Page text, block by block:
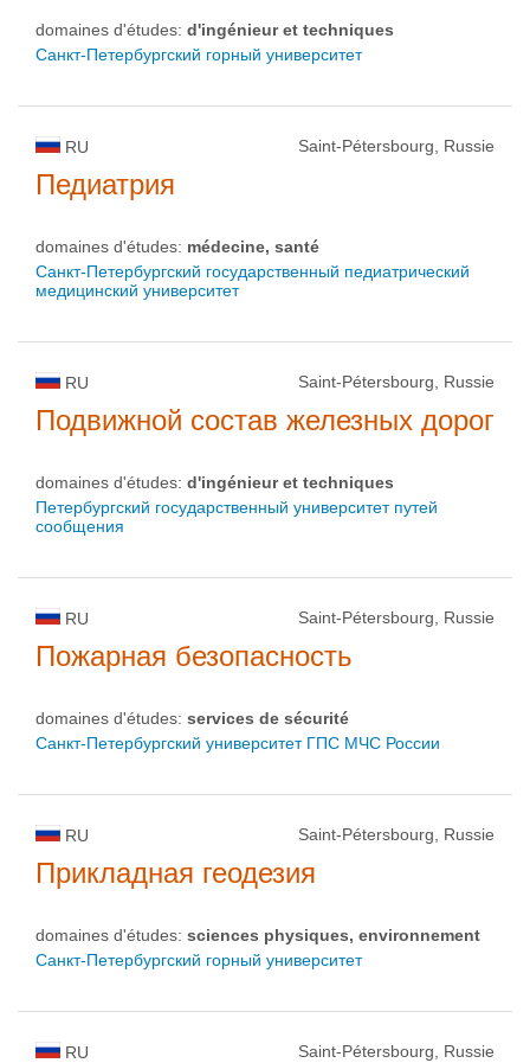
domaines d'études: d'ingénieur et techniques
Санкт-Петербургский горный университет
RU Saint-Pétersbourg, Russie
Педиатрия
domaines d'études: médecine, santé
Санкт-Петербургский государственный педиатрический
медицинский университет
RU Saint-Pétersbourg, Russie
Подвижной состав железных дорог
domaines d'études: d'ingénieur et techniques
Петербургский государственный университет путей
сообщения
RU Saint-Pétersbourg, Russie
Пожарная безопасность
domaines d'études: services de sécurité
Санкт-Петербургский университет ГПС МЧС России
RU Saint-Pétersbourg, Russie
Прикладная геодезия
domaines d'études: sciences physiques, environnement
Санкт-Петербургский горный университет
RU Saint-Pétersbourg, Russie